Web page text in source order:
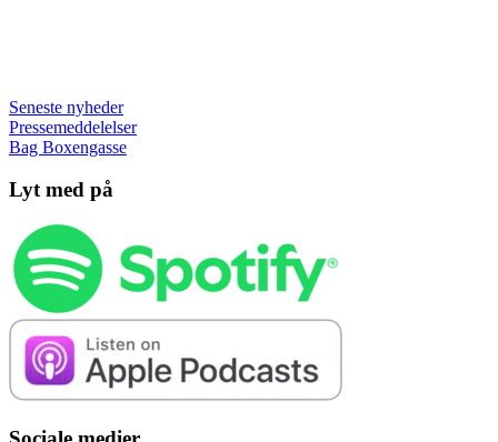
Seneste nyheder
Pressemeddelelser
Bag Boxengasse
Lyt med på